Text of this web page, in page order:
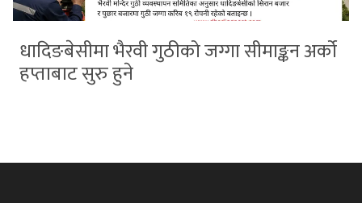
धादिङबेसीमा भैरवी गुठीको जग्गा सीमाङ्कन अर्को
हप्ताबाट सुरु हुने